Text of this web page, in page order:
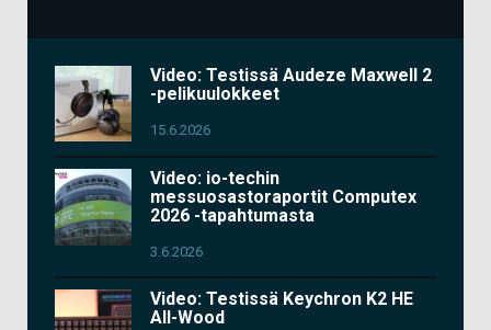
Video: Testissä Audeze Maxwell 2
-pelikuulokkeet
15.6.2026
Video: io-techin
messuosastoraportit Computex
2026 -tapahtumasta
3.6.2026
Video: Testissä Keychron K2 HE
All-Wood